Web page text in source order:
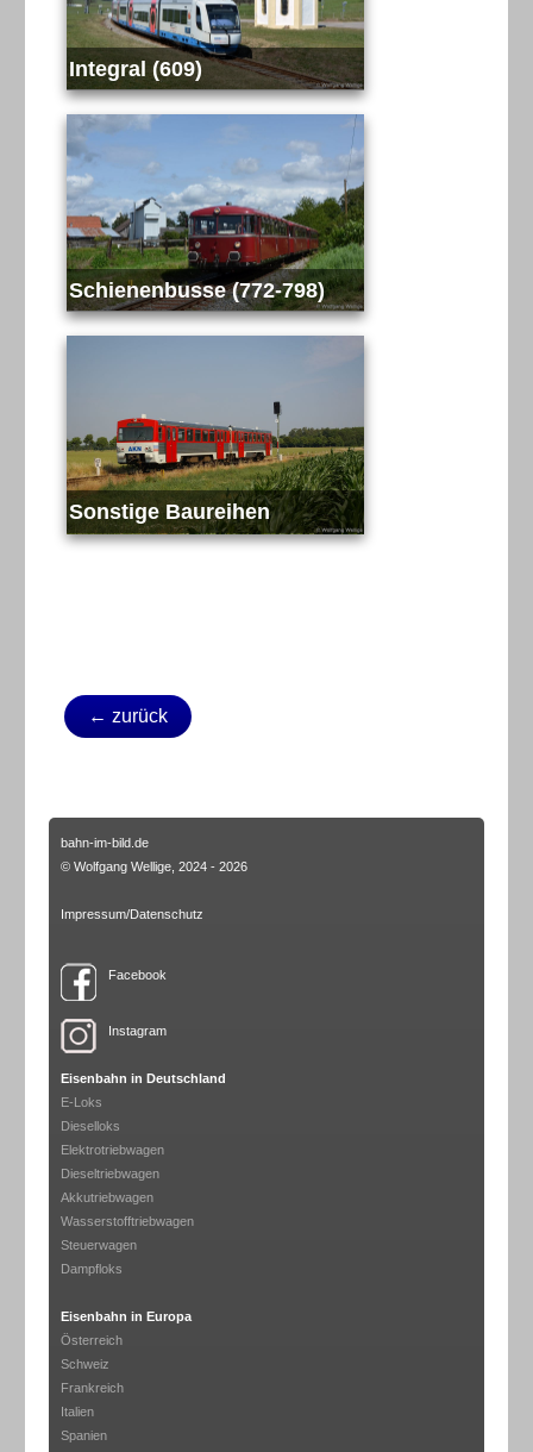
Integral (609)
Schienenbusse (772-798)
Sonstige Baureihen
← zurück
bahn-im-bild.de
© Wolfgang Wellige, 2024 - 2026
Impressum/Datenschutz
Facebook
Instagram
Eisenbahn in Deutschland
E-Loks
Dieselloks
Elektrotriebwagen
Dieseltriebwagen
Akkutriebwagen
Wasserstofftriebwagen
Steuerwagen
Dampfloks
Eisenbahn in Europa
Österreich
Schweiz
Frankreich
Italien
Spanien